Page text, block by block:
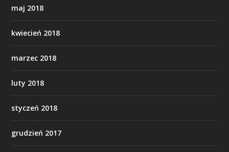
maj 2018
kwiecień 2018
marzec 2018
luty 2018
styczeń 2018
grudzień 2017